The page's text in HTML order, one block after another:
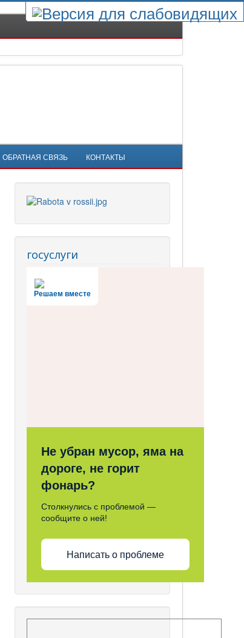
ОБРАТНАЯ СВЯЗЬ КОНТАКТЫ
госуслуги
Решаем вместе
Не убран мусор, яма на
дороге, не горит
фонарь?
Столкнулись с проблемой —
сообщите о ней!
Написать о проблеме